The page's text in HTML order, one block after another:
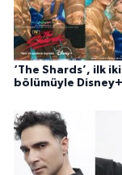
‘The Shards’, ilk iki
bölümüyle